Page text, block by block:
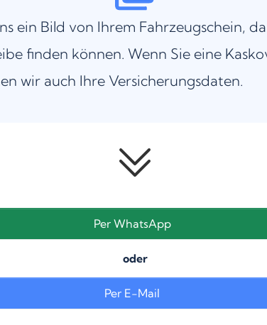
ein Bild von Ihrem Fahrzeugschein,
finden können. Wenn Sie eine
wir auch Ihre Versicherungsdaten.
Per WhatsApp
oder
Per E-Mail